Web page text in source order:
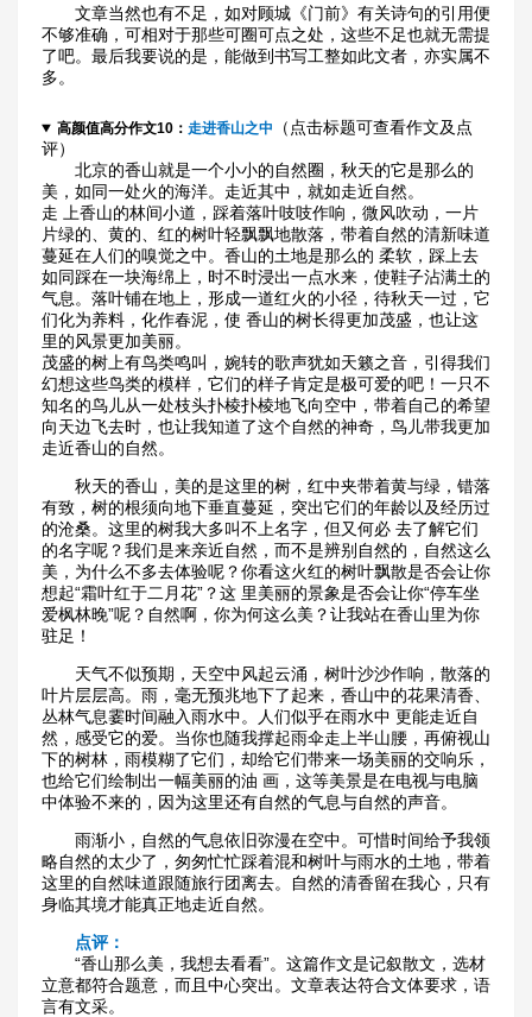
文章当然也有不足，如对顾城《门前》有关诗句的引用便
不够准确，可相对于那些可圈可点之处，这些不足也就无需提
了吧。最后我要说的是，能做到书写工整如此文者，亦实属不
多。
高颜值高分作文10： 走进香山之中
（点击标题可查看作文及点
评）
北京的香山就是一个小小的自然圈，秋天的它是那么的
美，如同一处火的海洋。走近其中，就如走近自然。
走 上香山的林间小道，踩着落叶吱吱作响，微风吹动，一片
片绿的、黄的、红的树叶轻飘飘地散落，带着自然的清新味道
蔓延在人们的嗅觉之中。香山的土地是那么的 柔软，踩上去
如同踩在一块海绵上，时不时浸出一点水来，使鞋子沾满土的
气息。落叶铺在地上，形成一道红火的小径，待秋天一过，它
们化为养料，化作春泥，使 香山的树长得更加茂盛，也让这
里的风景更加美丽。
茂盛的树上有鸟类鸣叫，婉转的歌声犹如天籁之音，引得我们
幻想这些鸟类的模样，它们的样子肯定是极可爱的吧！一只不
知名的鸟儿从一处枝头扑棱扑棱地飞向空中，带着自己的希望
向天边飞去时，也让我知道了这个自然的神奇，鸟儿带我更加
走近香山的自然。
秋天的香山，美的是这里的树，红中夹带着黄与绿，错落
有致，树的根须向地下垂直蔓延，突出它们的年龄以及经历过
的沧桑。这里的树我大多叫不上名字，但又何必 去了解它们
的名字呢？我们是来亲近自然，而不是辨别自然的，自然这么
美，为什么不多去体验呢？你看这火红的树叶飘散是否会让你
想起“霜叶红于二月花”？这 里美丽的景象是否会让你“停车坐
爱枫林晚”呢？自然啊，你为何这么美？让我站在香山里为你
驻足！
天气不似预期，天空中风起云涌，树叶沙沙作响，散落的
叶片层层高。雨，毫无预兆地下了起来，香山中的花果清香、
丛林气息霎时间融入雨水中。人们似乎在雨水中 更能走近自
然，感受它的爱。当你也随我撑起雨伞走上半山腰，再俯视山
下的树林，雨模糊了它们，却给它们带来一场美丽的交响乐，
也给它们绘制出一幅美丽的油 画，这等美景是在电视与电脑
中体验不来的，因为这里还有自然的气息与自然的声音。
雨渐小，自然的气息依旧弥漫在空中。可惜时间给予我领
略自然的太少了，匆匆忙忙踩着混和树叶与雨水的土地，带着
这里的自然味道跟随旅行团离去。自然的清香留在我心，只有
身临其境才能真正地走近自然。
点评：
“香山那么美，我想去看看”。这篇作文是记叙散文，选材
立意都符合题意，而且中心突出。文章表达符合文体要求，语
言有文采。